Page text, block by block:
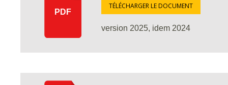
PDF
TÉLÉCHARGER LE DOCUMENT
version 2025, idem 2024